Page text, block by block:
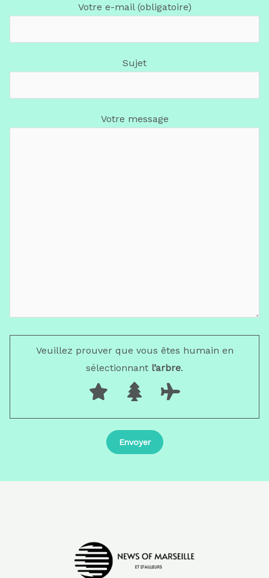
Votre e-mail (obligatoire)
Sujet
Votre message
Veuillez prouver que vous êtes humain en
sélectionnant l’arbre.